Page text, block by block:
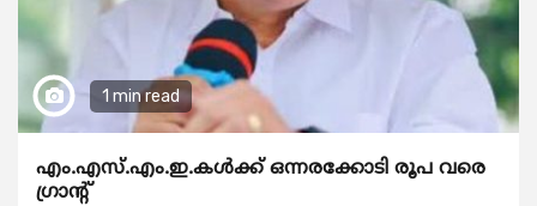
1 min read
എം.എസ്.എം.ഇ.കൾക്ക് ഒന്നരക്കോടി രൂപ വരെ
ഗ്രാന്റ്